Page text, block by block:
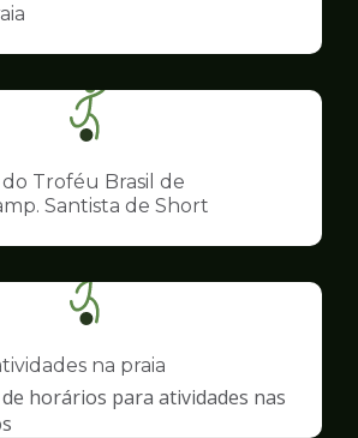
Esportes
Ilustração
da
pagina
de
Troféu Brasil de
Santista de Short
Ilustração
da
pagina
Esportes
na praia
horários para atividades nas